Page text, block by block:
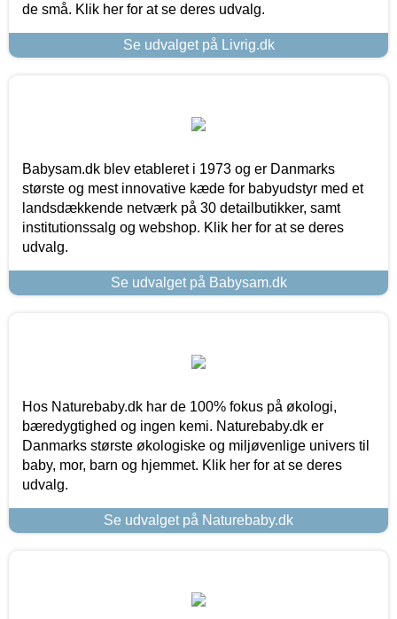
de små. Klik her for at se deres udvalg.
Se udvalget på Livrig.dk
Babysam.dk blev etableret i 1973 og er Danmarks
største og mest innovative kæde for babyudstyr med et
landsdækkende netværk på 30 detailbutikker, samt
institutionssalg og webshop. Klik her for at se deres
udvalg.
Se udvalget på Babysam.dk
Hos Naturebaby.dk har de 100% fokus på økologi,
bæredygtighed og ingen kemi. Naturebaby.dk er
Danmarks største økologiske og miljøvenlige univers til
baby, mor, barn og hjemmet. Klik her for at se deres
udvalg.
Se udvalget på Naturebaby.dk